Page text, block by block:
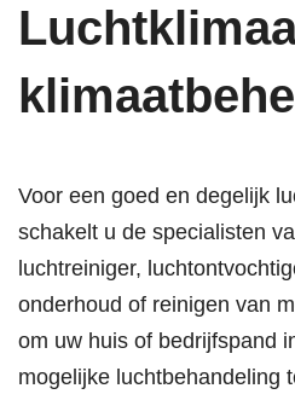
Voor een goed en degelijk
schakelt u de specialisten
luchtreiniger,
onderhoud of reinigen van
om uw huis of bedrijfspand
mogelijke luchtbehandeling